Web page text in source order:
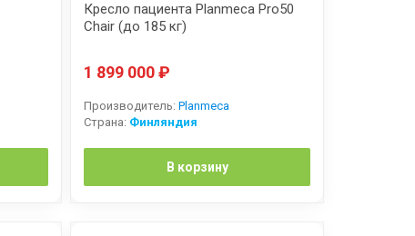
Кресло пациента Planmeca Pro50
Chair (до 185 кг)
1 899 000₽
Производитель: Planmeca
Страна: Финляндия
В корзину